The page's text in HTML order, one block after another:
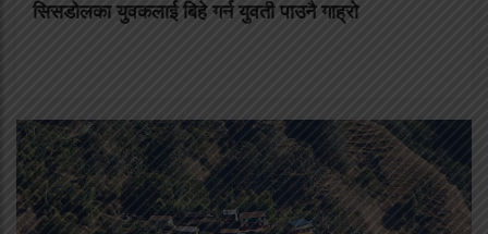
सिसडाेलका युवकलाई बिहे गर्न युवती पाउनै गाह्राे